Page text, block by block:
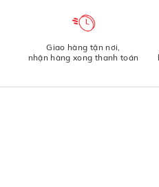
Giao hàng tận nơi,
nhận hàng xong thanh toán